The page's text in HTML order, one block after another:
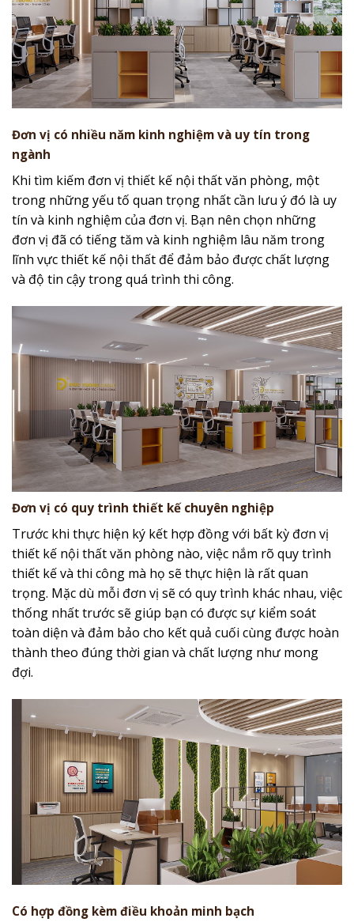
Đơn vị có nhiều năm kinh nghiệm và uy tín trong
ngành
Khi tìm kiếm đơn vị thiết kế nội thất văn phòng, một
trong những yếu tố quan trọng nhất cần lưu ý đó là uy
tín và kinh nghiệm của đơn vị. Bạn nên chọn những
đơn vị đã có tiếng tăm và kinh nghiệm lâu năm trong
lĩnh vực thiết kế nội thất để đảm bảo được chất lượng
và độ tin cậy trong quá trình thi công.
Đơn vị có quy trình thiết kế chuyên nghiệp
Trước khi thực hiện ký kết hợp đồng với bất kỳ đơn vị
thiết kế nội thất văn phòng nào, việc nắm rõ quy trình
thiết kế và thi công mà họ sẽ thực hiện là rất quan
trọng. Mặc dù mỗi đơn vị sẽ có quy trình khác nhau, việc
thống nhất trước sẽ giúp bạn có được sự kiểm soát
toàn diện và đảm bảo cho kết quả cuối cùng được hoàn
thành theo đúng thời gian và chất lượng như mong
đợi.
Có hợp đồng kèm điều khoản minh bạch